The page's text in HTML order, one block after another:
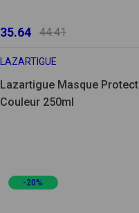
35.64 44.41
LAZARTIGUE
Lazartigue Masque
Couleur 250ml
-20%